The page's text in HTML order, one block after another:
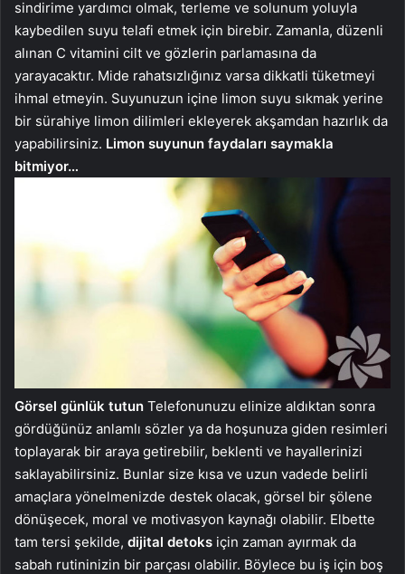
sindirime yardımcı olmak, terleme ve solunum yoluyla
kaybedilen suyu telafi etmek için birebir. Zamanla, düzenli
alınan C vitamini cilt ve gözlerin parlamasına da
yarayacaktır. Mide rahatsızlığınız varsa dikkatli tüketmeyi
ihmal etmeyin. Suyunuzun içine limon suyu sıkmak yerine
bir sürahiye limon dilimleri ekleyerek akşamdan hazırlık da
yapabilirsiniz. Limon suyunun faydaları saymakla
bitmiyor…
Görsel günlük tutun Telefonunuzu elinize aldıktan sonra
gördüğünüz anlamlı sözler ya da hoşunuza giden resimleri
toplayarak bir araya getirebilir, beklenti ve hayallerinizi
saklayabilirsiniz. Bunlar size kısa ve uzun vadede belirli
amaçlara yönelmenizde destek olacak, görsel bir şölene
dönüşecek, moral ve motivasyon kaynağı olabilir. Elbette
tam tersi şekilde, dijital detoks için zaman ayırmak da
sabah rutininizin bir parçası olabilir. Böylece bu iş için boş